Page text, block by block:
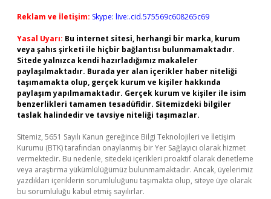
Reklam ve İletişim: Skype: live:.cid.575569c608265c69
Yasal Uyarı: Bu internet sitesi, herhangi bir marka, kurum
veya şahıs şirketi ile hiçbir bağlantısı bulunmamaktadır.
Sitede yalnızca kendi hazırladığımız makaleler
paylaşılmaktadır. Burada yer alan içerikler haber niteliği
taşımamakta olup, gerçek kurum ve kişiler hakkında
paylaşım yapılmamaktadır. Gerçek kurum ve kişiler ile isim
benzerlikleri tamamen tesadüfidir. Sitemizdeki bilgiler
taslak halindedir ve tavsiye niteliği taşımazlar.
Sitemiz, 5651 Sayılı Kanun gereğince Bilgi Teknolojileri ve İletişim
Kurumu (BTK) tarafından onaylanmış bir Yer Sağlayıcı olarak hizmet
vermektedir. Bu nedenle, sitedeki içerikleri proaktif olarak denetleme
veya araştırma yükümlülüğümüz bulunmamaktadır. Ancak, üyelerimiz
yazdıkları içeriklerin sorumluluğunu taşımakta olup, siteye üye olarak
bu sorumluluğu kabul etmiş sayılırlar.